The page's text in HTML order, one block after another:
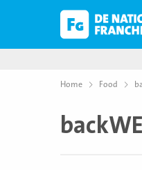
Home Food